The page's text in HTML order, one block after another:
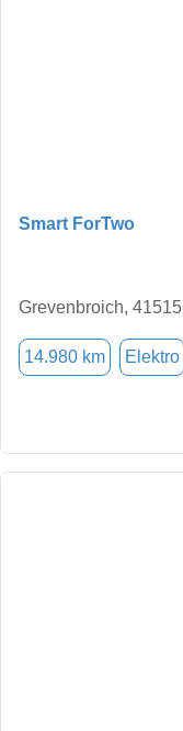
Smart ForTwo
Grevenbroich, 41515
14.980 km Elektro